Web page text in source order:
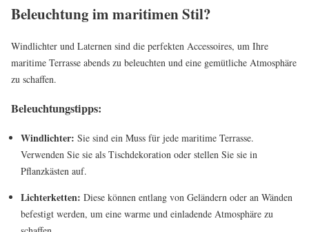
Beleuchtung im maritimen Stil?
Windlichter und Laternen sind die perfekten Accessoires, um Ihre
maritime Terrasse abends zu beleuchten und eine gemütliche Atmosphäre
zu schaffen.
Beleuchtungstipps:
Windlichter: Sie sind ein Muss für jede maritime Terrasse.
Verwenden Sie sie als Tischdekoration oder stellen Sie sie in
Pflanzkästen auf.
Lichterketten: Diese können entlang von Geländern oder an Wänden
befestigt werden, um eine warme und einladende Atmosphäre zu